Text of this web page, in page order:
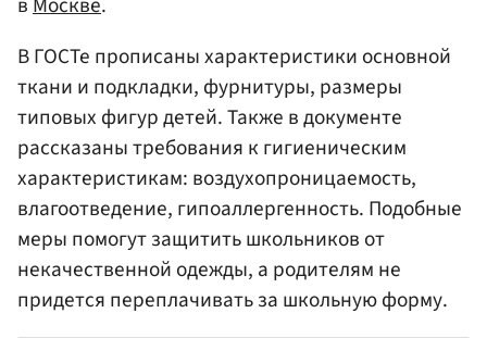
В ГОСТе прописаны характеристики основной
ткани и подкладки, фурнитуры, размеры
типовых фигур детей. Также в документе
рассказаны требования к гигиеническим
характеристикам: воздухопроницаемость,
влагоотведение, гипоаллергенность. Подобные
меры помогут защитить школьников от
некачественной одежды, а родителям не
придется переплачивать за школьную форму.